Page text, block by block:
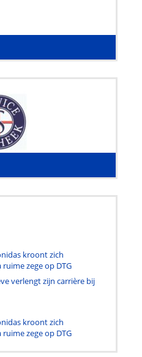
kroont zich
zege op DTG
verlengt zijn carrière bij
kroont zich
zege op DTG